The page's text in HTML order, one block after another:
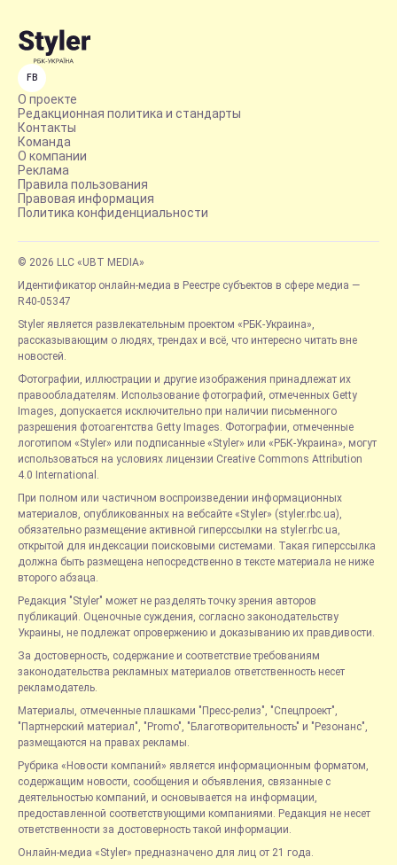
FB
О проекте
Редакционная политика и стандарты
Контакты
Команда
О компании
Реклама
Правила пользования
Правовая информация
Политика конфиденциальности
© 2026 LLC «UBT MEDIA»
Идентификатор онлайн-медиа в Реестре субъектов в сфере медиа —
R40-05347
Styler является развлекательным проектом «РБК-Украина»,
рассказывающим о людях, трендах и всё, что интересно читать вне
новостей.
Фотографии, иллюстрации и другие изображения принадлежат их
правообладателям. Использование фотографий, отмеченных Getty
Images, допускается исключительно при наличии письменного
разрешения фотоагентства Getty Images. Фотографии, отмеченные
логотипом «Styler» или подписанные «Styler» или «РБК-Украина», могут
использоваться на условиях лицензии Creative Commons Attribution
4.0 International.
При полном или частичном воспроизведении информационных
материалов, опубликованных на вебсайте «Styler» (styler.rbc.ua),
обязательно размещение активной гиперссылки на styler.rbc.ua,
открытой для индексации поисковыми системами. Такая гиперссылка
должна быть размещена непосредственно в тексте материала не ниже
второго абзаца.
Редакция "Styler" может не разделять точку зрения авторов
публикаций. Оценочные суждения, согласно законодательству
Украины, не подлежат опровержению и доказыванию их правдивости.
За достоверность, содержание и соответствие требованиям
законодательства рекламных материалов ответственность несет
рекламодатель.
Материалы, отмеченные плашками "Пресс-релиз", "Спецпроект",
"Партнерский материал", "Promo", "Благотворительность" и "Резонанс",
размещаются на правах рекламы.
Рубрика «Новости компаний» является информационным форматом,
содержащим новости, сообщения и объявления, связанные с
деятельностью компаний, и основывается на информации,
предоставленной соответствующими компаниями. Редакция не несет
ответственности за достоверность такой информации.
Онлайн-медиа «Styler» предназначено для лиц от 21 года.